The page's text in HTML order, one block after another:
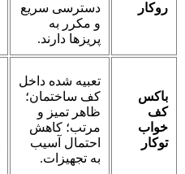
روکار
دسترسی سریع
و مکرر به
پریزها دارند.
باکس
کف
خواب
توکار
تعبیه شده داخل
کف ساختمان؛
ظاهر تمیز و
مرتب؛ کاهش
احتمال آسیب
به تجهیزات.